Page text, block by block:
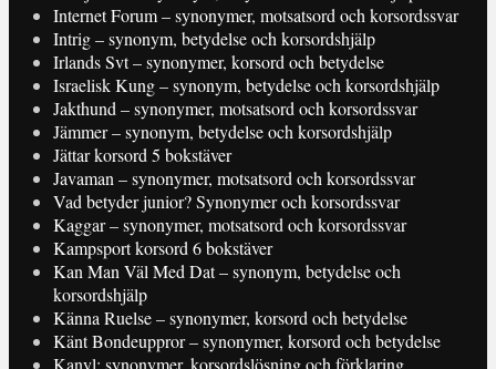
Internet Forum – synonymer, motsatsord och korsordssvar
Intrig – synonym, betydelse och korsordshjälp
Irlands Svt – synonymer, korsord och betydelse
Israelisk Kung – synonym, betydelse och korsordshjälp
Jakthund – synonymer, motsatsord och korsordssvar
Jämmer – synonym, betydelse och korsordshjälp
Jättar korsord 5 bokstäver
Javaman – synonymer, motsatsord och korsordssvar
Vad betyder junior? Synonymer och korsordssvar
Kaggar – synonymer, motsatsord och korsordssvar
Kampsport korsord 6 bokstäver
Kan Man Väl Med Dat – synonym, betydelse och
korsordshjälp
Känna Ruelse – synonymer, korsord och betydelse
Känt Bondeuppror – synonymer, korsord och betydelse
Kanyl: synonymer, korsordslösning och förklaring